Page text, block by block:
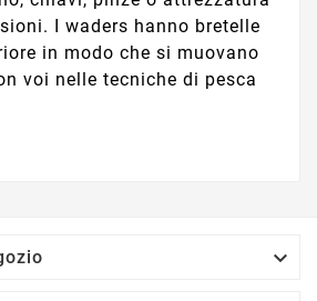
I waders hanno bretelle
in modo che si muovano
voi nelle tecniche di pesca
